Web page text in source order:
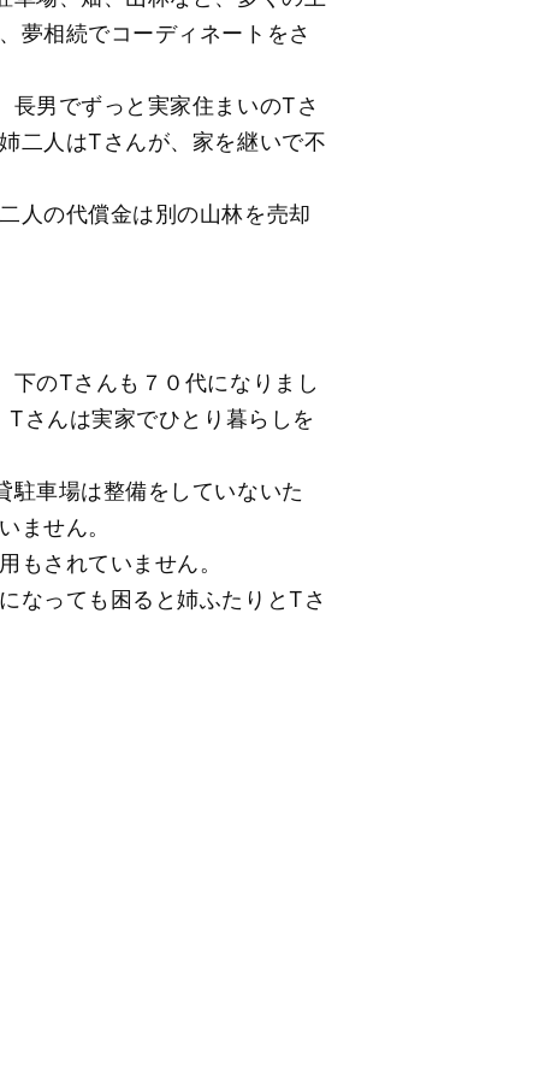
夢相続でコーディネートをさ
長男でずっと実家住まいのТさ
二人はТさんが、家を継いで不
人の代償金は別の山林を売却
下のТさんも７０代になりまし
さんは実家でひとり暮らしを
車場は整備をしていないた
ません。
もされていません。
なっても困ると姉ふたりとТさ